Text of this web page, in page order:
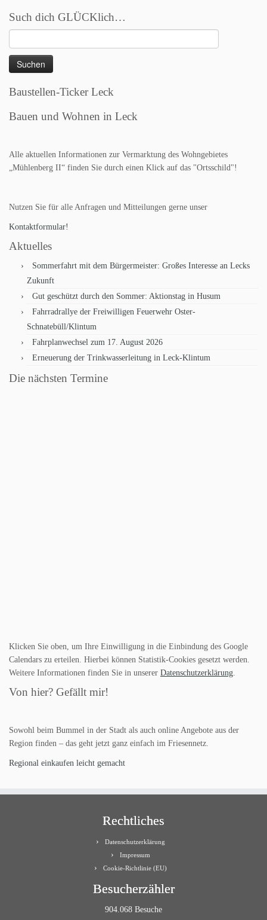
Such dich GLÜCKlich…
nach:
Baustellen-Ticker Leck
Bauen und Wohnen in Leck
Alle aktuellen Informationen zur Vermarktung des Wohngebietes
„Mühlenberg II“ finden Sie durch einen Klick auf das "Ortsschild"!
Nutzen Sie für alle Anfragen und Mitteilungen gerne unser
Kontaktformular!
Aktuelles
Sommerfahrt mit dem Bürgermeister: Großes Interesse an Lecks
Zukunft
Gut geschützt durch den Sommer: Aktionstag in Husum
Fahrradrallye der Freiwilligen Feuerwehr Oster-
Schnatebüll/Klintum
Fahrplanwechsel zum 17. August 2026
Erneuerung der Trinkwasserleitung in Leck-Klintum
Die nächsten Termine
Klicken Sie oben, um Ihre Einwilligung in die Einbindung des Google
Calendars zu erteilen. Hierbei können Statistik-Cookies gesetzt werden.
Weitere Informationen finden Sie in unserer Datenschutzerklärung.
Von hier? Gefällt mir!
Sowohl beim Bummel in der Stadt als auch online Angebote aus der
Region finden – das geht jetzt ganz einfach im Friesennetz.
Regional einkaufen leicht gemacht
Rechtliches
Datenschutzerklärung
Impressum
Cookie-Richtlinie (EU)
Besucherzähler
904.068 Besuche